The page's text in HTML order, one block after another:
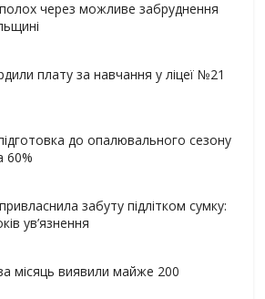
через можливе забруднення
плату за навчання у ліцеї №21
до опалювального сезону
60%
забуту підлітком сумку:
ув’язнення
місяць виявили майже 200